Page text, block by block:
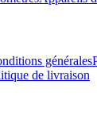
générales
de livraison